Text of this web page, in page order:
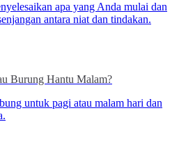
apa yang Anda mulai dan
antara niat dan tindakan.
Burung Hantu Malam?
untuk pagi atau malam hari dan